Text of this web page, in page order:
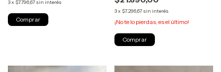
3x $7.796,67 sin interés
Comprar
3x $7.296,67 sin interés
¡No te lo pierdas, es el último!
Comprar